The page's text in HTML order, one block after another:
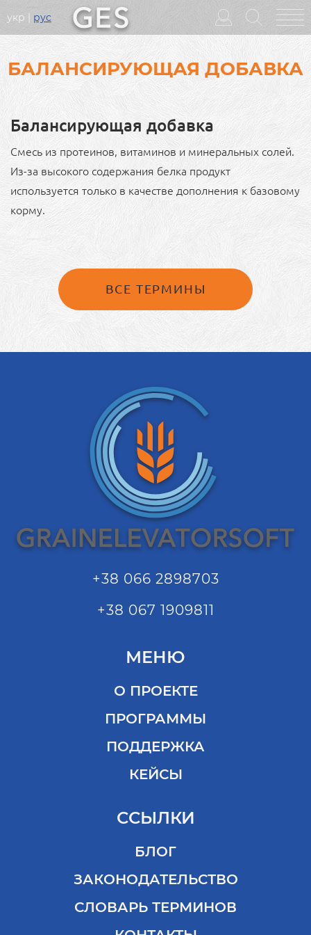
укр рус
Головне
меню
БАЛАНСИРУЮЩАЯ ДОБАВКА
Балансирующая добавка
Смесь из протеинов, витаминов и минеральных солей.
Из-за высокого содержания белка продукт
используется только в качестве дополнения к базовому
корму.
ВСЕ ТЕРМИНЫ
+38 066 2898703
+38 067 1909811
МЕНЮ
О ПРОЕКТЕ
ПРОГРАММЫ
ПОДДЕРЖКА
КЕЙСЫ
ССЫЛКИ
БЛОГ
ЗАКОНОДАТЕЛЬСТВО
СЛОВАРЬ ТЕРМИНОВ